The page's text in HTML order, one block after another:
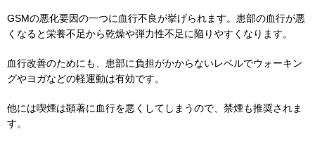
GSMの悪化要因の一つに血行不良が挙げられます。患部の血行が悪
くなると栄養不足から乾燥や弾力性不足に陥りやすくなります。
血行改善のためにも、患部に負担がかからないレベルでウォーキン
グやヨガなどの軽運動は有効です。
他には喫煙は顕著に血行を悪くしてしまうので、禁煙も推奨されま
す。